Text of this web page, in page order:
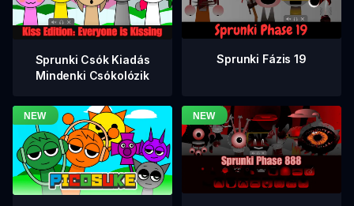
Sprunki Csók Kiadás
Mindenki Csókolózik
Sprunki Fázis 19